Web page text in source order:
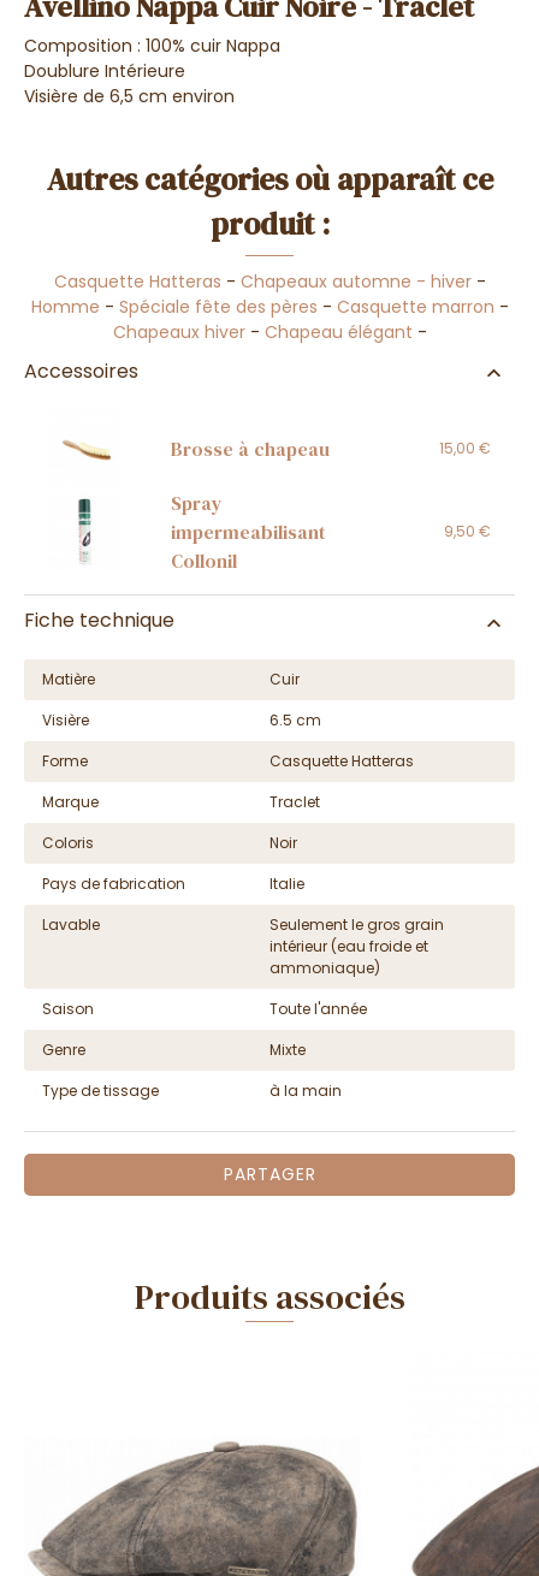
Composition : 100% cuir Nappa
Doublure Intérieure
Visière de 6,5 cm environ
Autres catégories où apparaît ce
produit :
Casquette Hatteras - Chapeaux automne - hiver-
Homme - Spéciale fête des pères - Casquette marron -
Chapeaux hiver- Chapeau élégant -
Accessoires
Brosse à chapeau 15,00 €
Spray
impermeabilisant
Collonil
9,50 €
Fiche technique
Matière
Cuir
Visière
6.5 cm
Forme
Casquette Hatteras
Marque
Traclet
Coloris
Noir
Pays de fabrication
Italie
Lavable
Seulement le gros grain
intérieur (eau froide et
ammoniaque)
Saison
Toute l'année
Genre
Mixte
Type de tissage
à la main
PARTAGER
Produits associés